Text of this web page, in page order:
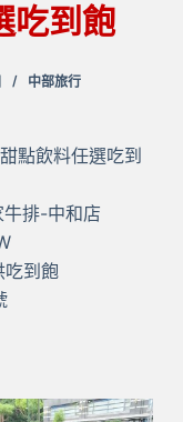
吃到飽
中部旅行
點飲料任選吃到
排-中和店
吃到飽